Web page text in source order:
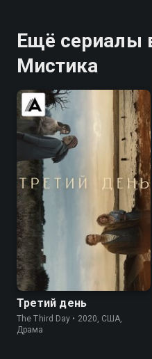
Ещё сериалы
Мистика
6.2
Третий день
The Third Day • 2020, США,
Драма